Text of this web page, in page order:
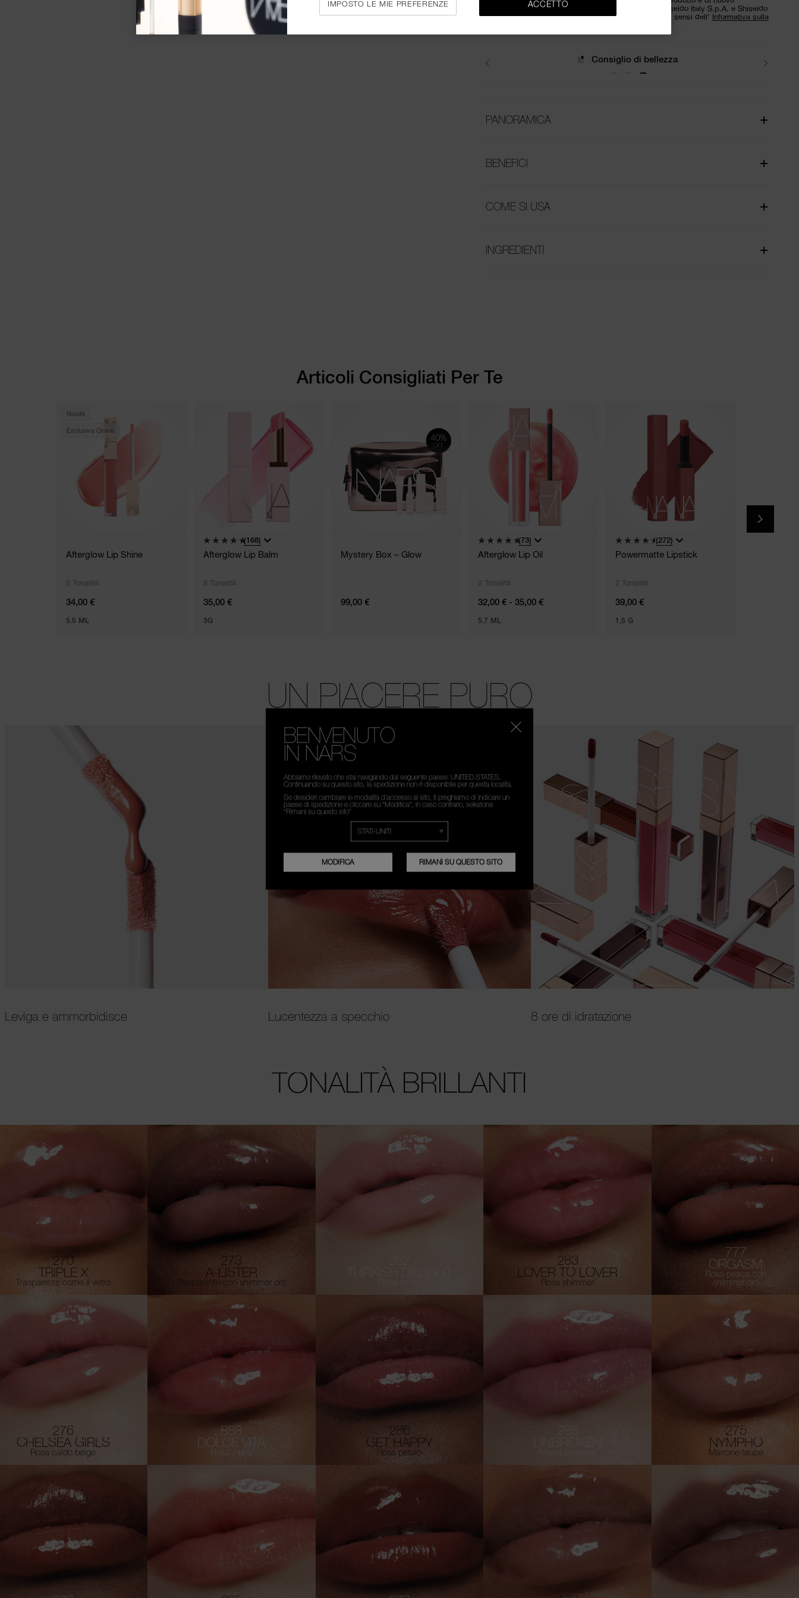
disponibile. I tuoi dati personali saranno trattati da Shiseido Italy S.p.A. e Shiseido
Group EMEA (in qualità di contitolari del trattamento) ai sensi dell' Informativa sulla
Spedizione
PANORAMICA
BENEFICI
COME SI USA
INGREDIENTI
Articoli Consigliati Per Te
Novità
Esclusiva Online
Afterglow Lip Shine
2 Tonalità
34,00 €
5.5 ML
(168)
Afterglow Lip Balm
8 Tonalità
35,00 €
3G
Mystery Box – Glow
99,00 €
(73)
Afterglow Lip Oil
2 Tonalità
32,00 € - 35,00 €
5.7 ML
(272)
Powermatte Lipstick
2 Tonalità
39,00 €
1,5 G
UN PIACERE PURO
Leviga e ammorbidisce Lucentezza a specchio 8 ore di idratazione
TONALITÀ BRILLANTI
270
TRIPLE X
Trasparente come il vetro
273
A-LISTER
Trasparente con shimmer oro
TURKISH DELIGHT
283
LOVER TO LOVER
Rosa shimmer
777
ORGASM
Rosa pesca con
shimmer oro
276
CHELSEA GIRLS
Rosa caldo beige
888
DOLCE VITA
Rosa cipria
286
GET HAPPY
Rosa petalo
285
UNBROKEN
Malva shimmer
275
NYMPHO
Marrone taupe
ACCETTO
IMPOSTO LE MIE PREFERENZE
BENVENUTO
IN NARS
Abbiamo rilevato che stai navigando dal seguente paese: UNITED.STATES.
Continuando su questo sito, la spedizione non è disponibile per questa località.
Se desideri cambiare le modalità d’accesso al sito, ti preghiamo di indicare un
paese di spedizione e cliccare su “Modifica”, in caso contrario, seleziona
“Rimani su questo sito”
MODIFICA RIMANI SU QUESTO SITO